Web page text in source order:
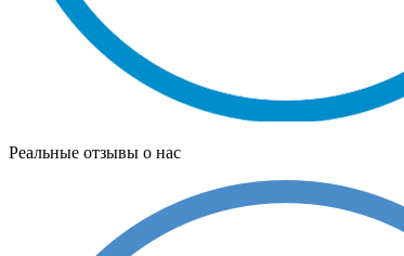
Реальные отзывы о нас